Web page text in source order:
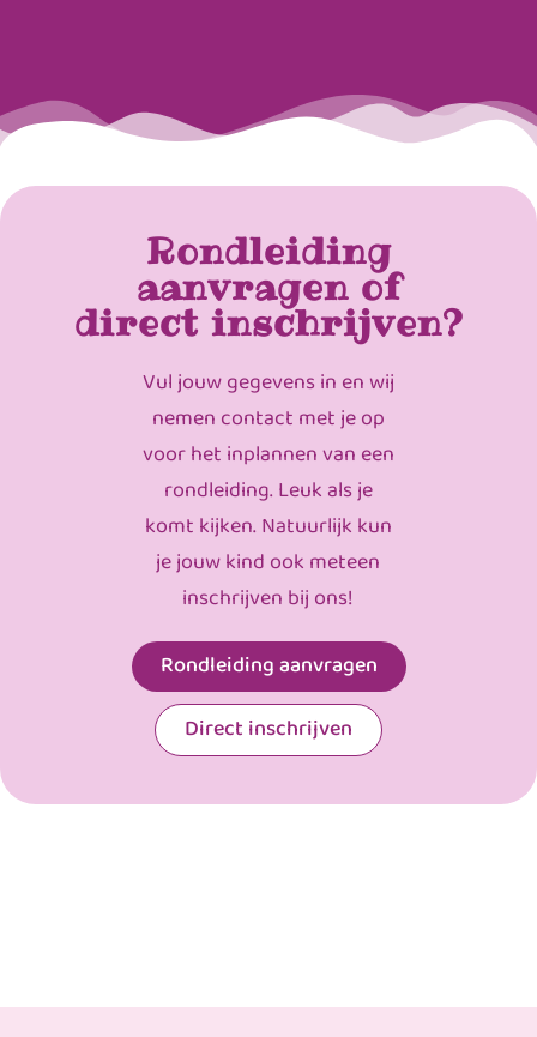
Rondleiding
aanvragen of
direct inschrijven?
Vul jouw gegevens in en wij
nemen contact met je op
voor het inplannen van een
rondleiding. Leuk als je
komt kijken. Natuurlijk kun
je jouw kind ook meteen
inschrijven bij ons!
Rondleiding aanvragen
Direct inschrijven